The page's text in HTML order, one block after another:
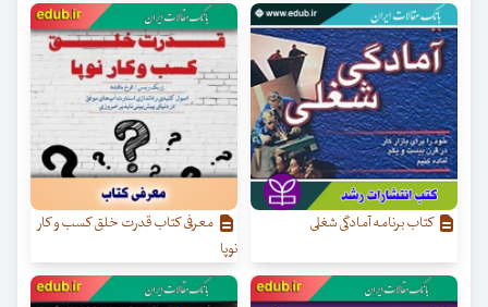
کتاب برنامه آمادگی شغلی
معرفی کتاب قدرت خلق کسب‌ و کار
نوپا